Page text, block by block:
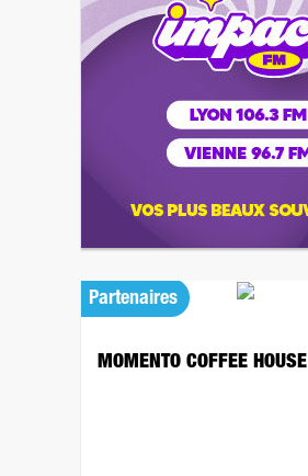
Partenaires
MOMENTO COFFEE HOUSE